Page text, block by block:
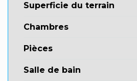
Superficie du terrain
Chambres
Pièces
Salle de bain